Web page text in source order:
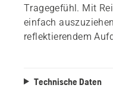
Tragegefühl. Mit
einfach
reflektierendem
Technische Daten